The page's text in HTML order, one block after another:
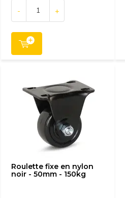
- +
Roulette fixe en nylon
noir - 50mm - 150kg